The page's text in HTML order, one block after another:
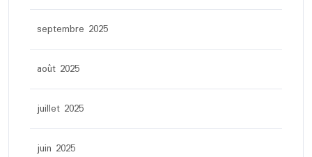
septembre 2025
août 2025
juillet 2025
juin 2025